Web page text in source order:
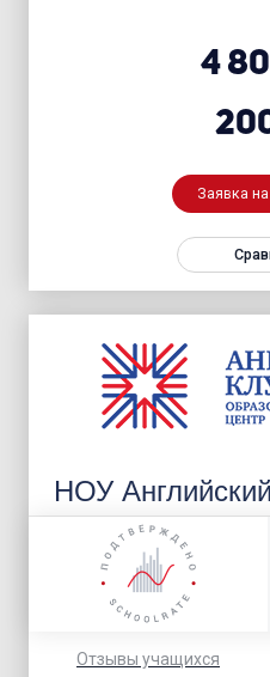
4
Заявка
НОУ
Отзывы учащихся